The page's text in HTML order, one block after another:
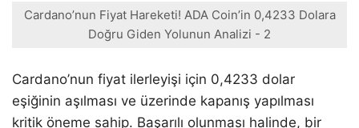
Cardano’nun Fiyat Hareketi! ADA Coin’in 0,4233 Dolara
Doğru Giden Yolunun Analizi - 2
Cardano’nun fiyat ilerleyişi için 0,4233 dolar
eşiğinin aşılması ve üzerinde kapanış yapılması
kritik öneme sahip. Başarılı olunması halinde, bir